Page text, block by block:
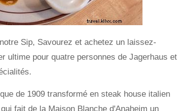
Sip, Savourez et achetez un laissez-
ultime pour quatre personnes de Jagerhaus et
de 1909 transformé en steak house italien
fait de la Maison Blanche d'Anaheim un